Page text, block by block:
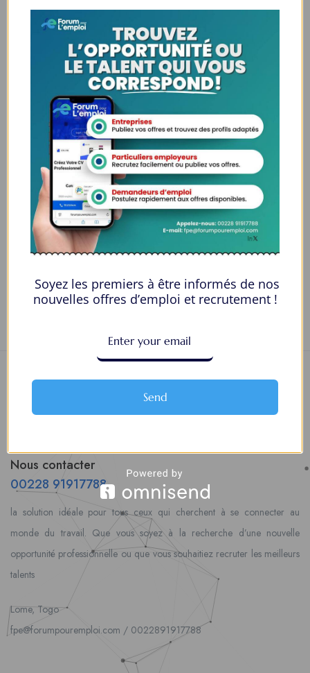
Informations du candidat
Qualification Une maîtrise
Langues Anglais
E-mail lillianethan987@gmail.com
Numéro de téléphone 19493293330
Nous contacter
00228 91917788
la solution idéale pour tous ceux qui cherchent à se connecter au
monde du travail. Que vous soyez à la recherche d’une nouvelle
opportunité professionnelle ou que vous souhaitiez recruter les meilleurs
talents
Lome, Togo
fpe@forumpouremploi.com / 0022891917788
Soyez les premiers à être informés de nos
nouvelles offres d’emploi et recrutement !
Send